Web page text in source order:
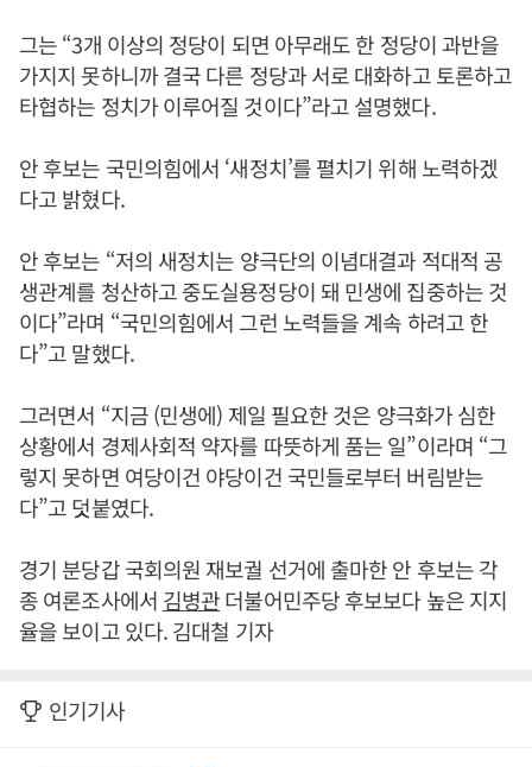
그는 “3개 이상의 정당이 되면 아무래도 한 정당이 과반을
가지지 못하니까 결국 다른 정당과 서로 대화하고 토론하고
타협하는 정치가 이루어질 것이다”라고 설명했다.
안 후보는 국민의힘에서 ‘새정치’를 펼치기 위해 노력하겠
다고 밝혔다.
안 후보는 “저의 새정치는 양극단의 이념대결과 적대적 공
생관계를 청산하고 중도실용정당이 돼 민생에 집중하는 것
이다”라며 “국민의힘에서 그런 노력들을 계속 하려고 한
다”고 말했다.
그러면서 “지금 (민생에) 제일 필요한 것은 양극화가 심한
상황에서 경제사회적 약자를 따뜻하게 품는 일”이라며 “그
렇지 못하면 여당이건 야당이건 국민들로부터 버림받는
다”고 덧붙였다.
경기 분당갑 국회의원 재보궐 선거에 출마한 안 후보는 각
종 여론조사에서 김병관더불어민주당 후보보다 높은 지지
율을 보이고 있다. 김대철 기자
인기기사